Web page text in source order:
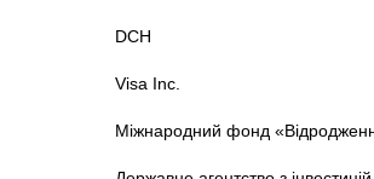
DCH
Visa Inc.
Міжнародний фонд